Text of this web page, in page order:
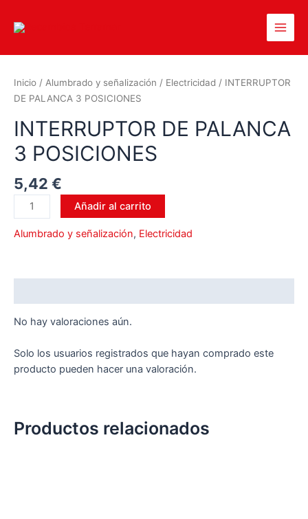
Inicio / Alumbrado y señalización / Electricidad / INTERRUPTOR
DE PALANCA 3 POSICIONES
INTERRUPTOR DE PALANCA
3 POSICIONES
5,42 €
Añadir al carrito
Alumbrado y señalización, Electricidad
No hay valoraciones aún.
Solo los usuarios registrados que hayan comprado este
producto pueden hacer una valoración.
Productos relacionados